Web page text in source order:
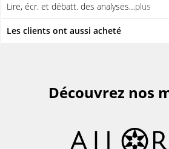
Lire, écr. et débatt. des analyses…plus
Les clients ont aussi acheté
Découvrez nos